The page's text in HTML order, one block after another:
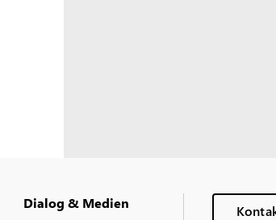
Dialog & Medien